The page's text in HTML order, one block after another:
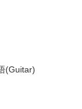
(Guitar)